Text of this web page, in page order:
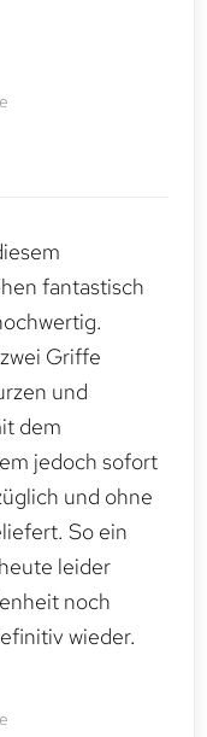
fantastisch
Griffe
und
dem
jedoch sofort
und ohne
So ein
leider
noch
wieder.